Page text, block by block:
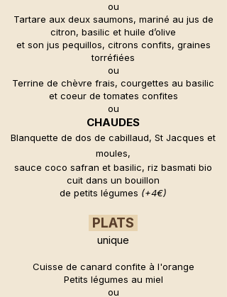
ou
Tartare aux deux saumons, mariné au jus de
citron, basilic et huile d’olive
et son jus pequillos, citrons confits, graines
torréfiées
ou
Terrine de chèvre frais, courgettes au basilic
et coeur de tomates confites
ou
CHAUDES
Blanquette de dos de cabillaud, St Jacques et
moules,
sauce coco safran et basilic, riz basmati bio
cuit dans un bouillon
de petits légumes (+4€)
PLATS
unique
Cuisse de canard confite à l'orange
Petits légumes au miel
ou